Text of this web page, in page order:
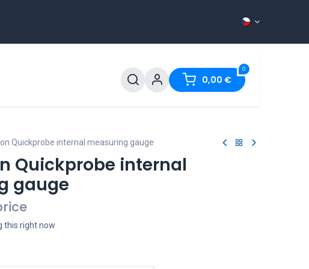
0
0,00 €
Quickprobe internal measuring gauge
Quickprobe internal
gauge
this right now